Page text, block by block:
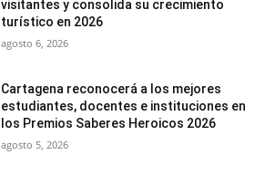
visitantes y consolida su crecimiento
turístico en 2026
agosto 6, 2026
Cartagena reconocerá a los mejores
estudiantes, docentes e instituciones en
los Premios Saberes Heroicos 2026
agosto 5, 2026